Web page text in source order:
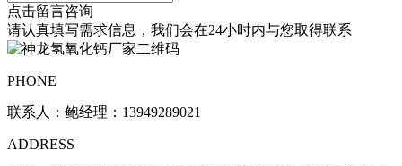
点击留言咨询
请认真填写需求信息，我们会在24小时内与您取得联系
PHONE
联系人：鲍经理：13949289021
ADDRESS